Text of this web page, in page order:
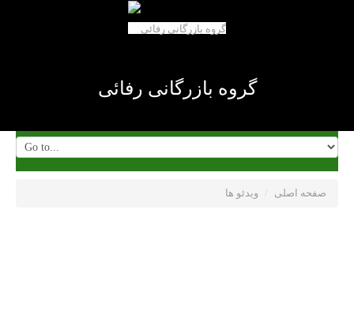
گروه بازرگانی رفائی
صفحه اصلی / ویدئو ها